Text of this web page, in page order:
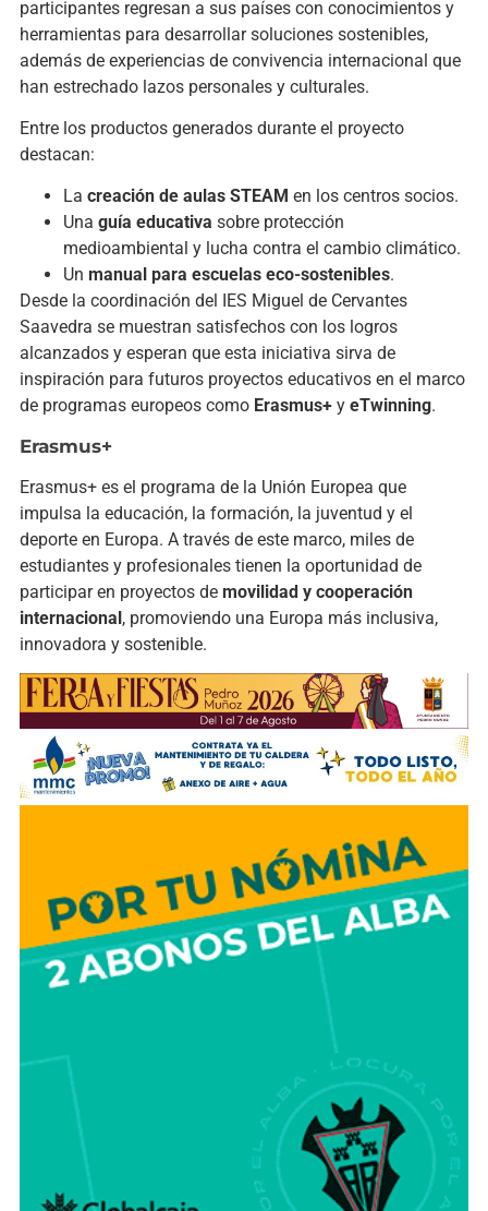
participantes regresan a sus países con conocimientos y
herramientas para desarrollar soluciones sostenibles,
además de experiencias de convivencia internacional que
han estrechado lazos personales y culturales.
Entre los productos generados durante el proyecto
destacan:
La creación de aulas STEAM en los centros socios.
Una guía educativa sobre protección
medioambiental y lucha contra el cambio climático.
Un manual para escuelas eco-sostenibles.
Desde la coordinación del IES Miguel de Cervantes
Saavedra se muestran satisfechos con los logros
alcanzados y esperan que esta iniciativa sirva de
inspiración para futuros proyectos educativos en el marco
de programas europeos como Erasmus+y eTwinning.
Erasmus+
Erasmus+ es el programa de la Unión Europea que
impulsa la educación, la formación, la juventud y el
deporte en Europa. A través de este marco, miles de
estudiantes y profesionales tienen la oportunidad de
participar en proyectos de movilidad y cooperación
internacional, promoviendo una Europa más inclusiva,
innovadora y sostenible.